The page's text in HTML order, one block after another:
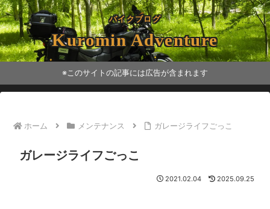
バイクブログ
Kuromin Adventure
※このサイトの記事には広告が含まれます
ホーム メンテナンス ガレージライフごっこ
ガレージライフごっこ
2021.02.04 2025.09.25